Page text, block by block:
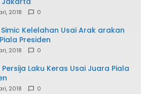
2018 0
Kelelahan Usai Arak arakan
Presiden
2018 0
Laku Keras Usai Juara Piala
2018 0